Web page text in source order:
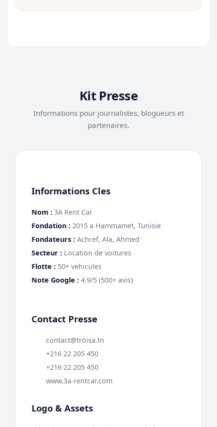
Kit Presse
Informations pour journalistes, blogueurs et
partenaires.
Informations Cles
Nom : 3A Rent Car
Fondation : 2015 a Hammamet, Tunisie
Fondateurs : Achref, Ala, Ahmed
Secteur : Location de voitures
Flotte : 50+ vehicules
Note Google : 4.9/5 (500+ avis)
Contact Presse
contact@troisa.tn
+216 22 205 450
+216 22 205 450
www.3a-rentcar.com
Logo & Assets